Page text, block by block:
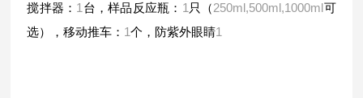
搅拌器： 1 台，样品反应瓶： 1 只（250ml,500ml,1000ml可
选），移动推车： 1个，防紫外眼睛1